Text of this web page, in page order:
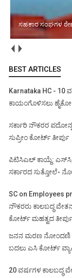
ಹೈಕೋರ್ಟ್‌ಗೆ ಆರು
BEST ARTICLES
Karnataka HC - 10
ಕಾಯಂಗೊಳಿಸಲು
ಸರ್ಕಾರಿ ನೌಕರರ
ಸುಪ್ರೀಂ ಕೋರ್ಟ್ ತೀರ್ಪು
ಪಿಟಿಸಿಎಲ್ ಕಾಯ್ದೆ: ಎಸ್‌ಸಿ,
ಸರ್ಕಾರದ ಸುತ್ತೋಲೆ-
SC on Employees
ನೌಕರರು ಕಾಲಬದ್ಧ
ಕೋರ್ಟ್ ಮಹತ್ವದ ತೀರ್ಪು
ಜನನ ಮರಣ ನೋಂದಣಿ
ಬದಲು ಎಸಿ ಕೋರ್ಟ್‌
20 ವರ್ಷಗಳ ಕಾಲಬದ್ಧ